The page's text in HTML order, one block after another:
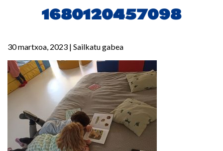
1680120457098
30 martxoa, 2023 | Sailkatu gabea